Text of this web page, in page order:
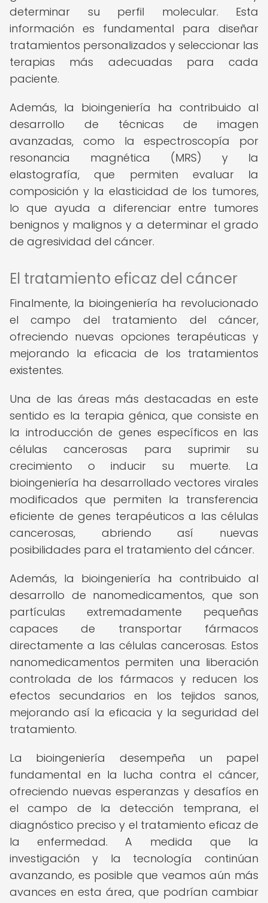
determinar su perfil molecular. Esta
información es fundamental para diseñar
tratamientos personalizados y seleccionar las
terapias más adecuadas para cada
paciente.
Además, la bioingeniería ha contribuido al
desarrollo de técnicas de imagen
avanzadas, como la espectroscopía por
resonancia magnética (MRS) y la
elastografía, que permiten evaluar la
composición y la elasticidad de los tumores,
lo que ayuda a diferenciar entre tumores
benignos y malignos y a determinar el grado
de agresividad del cáncer.
El tratamiento eficaz del cáncer
Finalmente, la bioingeniería ha revolucionado
el campo del tratamiento del cáncer,
ofreciendo nuevas opciones terapéuticas y
mejorando la eficacia de los tratamientos
existentes.
Una de las áreas más destacadas en este
sentido es la terapia génica, que consiste en
la introducción de genes específicos en las
células cancerosas para suprimir su
crecimiento o inducir su muerte. La
bioingeniería ha desarrollado vectores virales
modificados que permiten la transferencia
eficiente de genes terapéuticos a las células
cancerosas, abriendo así nuevas
posibilidades para el tratamiento del cáncer.
Además, la bioingeniería ha contribuido al
desarrollo de nanomedicamentos, que son
partículas extremadamente pequeñas
capaces de transportar fármacos
directamente a las células cancerosas. Estos
nanomedicamentos permiten una liberación
controlada de los fármacos y reducen los
efectos secundarios en los tejidos sanos,
mejorando así la eficacia y la seguridad del
tratamiento.
La bioingeniería desempeña un papel
fundamental en la lucha contra el cáncer,
ofreciendo nuevas esperanzas y desafíos en
el campo de la detección temprana, el
diagnóstico preciso y el tratamiento eficaz de
la enfermedad. A medida que la
investigación y la tecnología continúan
avanzando, es posible que veamos aún más
avances en esta área, que podrían cambiar